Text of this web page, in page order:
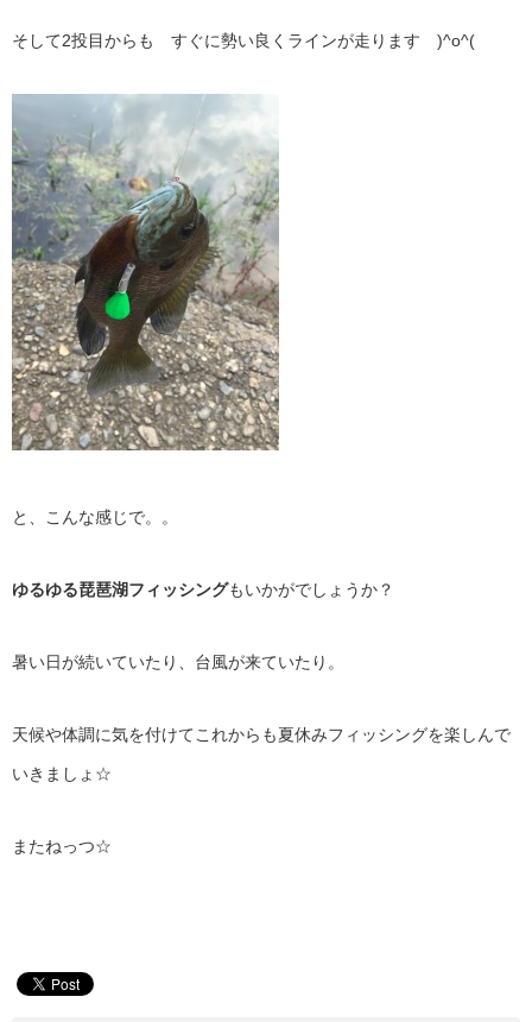
そして2投目からも すぐに勢い良くラインが走ります )^o^(
と、こんな感じで。。
ゆるゆる琵琶湖フィッシングもいかがでしょうか？
暑い日が続いていたり、台風が来ていたり。
天候や体調に気を付けてこれからも夏休みフィッシングを楽しんで
いきましょ☆
またねっつ☆